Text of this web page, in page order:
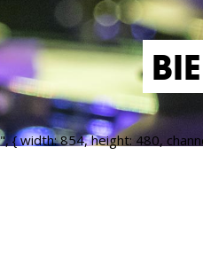
{ width: 854, height: 480,